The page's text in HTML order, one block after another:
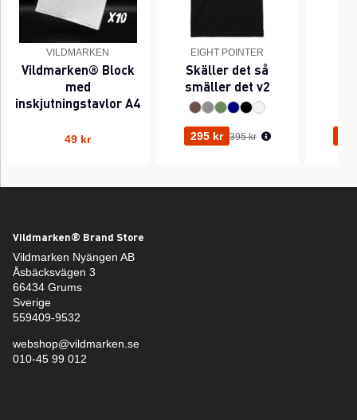
VILDMARKEN
Vildmarken® Block
med
inskjutningstavlor A4
49 kr
EIGHT POINTER
Skäller det så
smäller det v2
295 kr Ordinarie pris:
395 kr
Vildmarken® Brand Store
Vildmarken Nyängen AB
Åsbäcksvägen 3
66434 Grums
Sverige
559409-9532
webshop@vildmarken.se
010-45 99 012